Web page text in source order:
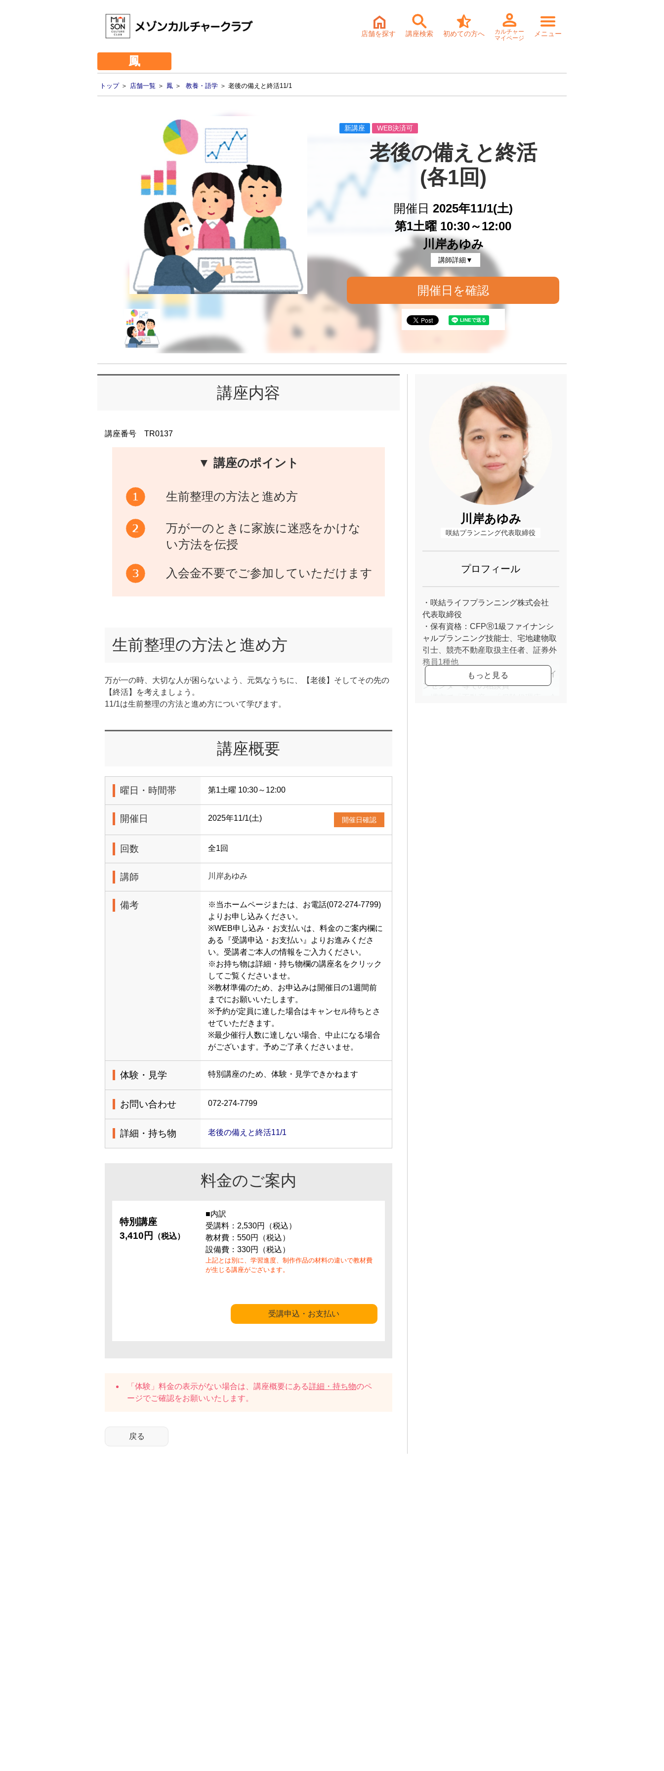
店舗を探す 講座検索 初めての方へ
カルチャー
マイページ
メニュー
鳳
トップ＞ 店舗一覧 ＞ 鳳 ＞ 教養・語学 ＞ 老後の備えと終活11/1
新講座 WEB決済可
老後の備えと終活
(各1回)
開催日 2025年11/1(土)
第1土曜 10:30～12:00
川岸あゆみ
講師詳細▼
開催日を確認
講座内容
講座番号 TR0137
▼ 講座のポイント
生前整理の方法と進め方
万が一のときに家族に迷惑をかけな
い方法を伝授
入会金不要でご参加していただけます
生前整理の方法と進め方
万が一の時、大切な人が困らないよう、元気なうちに、【老後】そしてその先の
【終活】を考えましょう。
11/1は生前整理の方法と進め方について学びます。
講座概要
曜日・時間帯 第1土曜 10:30～12:00
開催日 2025年11/1(土) 開催日確認
回数 全1回
講師 川岸あゆみ
備考
※当ホームページまたは、お電話(072-274-7799)
よりお申し込みください。
※WEB申し込み・お支払いは、料金のご案内欄に
ある『受講申込・お支払い』よりお進みくださ
い。受講者ご本人の情報をご入力ください。
※お持ち物は詳細・持ち物欄の講座名をクリック
してご覧くださいませ。
※教材準備のため、お申込みは開催日の1週間前
までにお願いいたします。
※予約が定員に達した場合はキャンセル待ちとさ
せていただきます。
※最少催行人数に達しない場合、中止になる場合
がございます。予めご了承くださいませ。
体験・見学 特別講座のため、体験・見学できかねます
お問い合わせ 072-274-7799
詳細・持ち物 老後の備えと終活11/1
料金のご案内
特別講座
3,410円
（税込）
■内訳
受講料：2,530円（税込）
教材費：550円（税込）
設備費：330円（税込）
上記とは別に、学習進度、制作作品の材料の違いで教材費
が生じる講座がございます。
受講申込・お支払い
「体験」料金の表示がない場合は、講座概要にある詳細・持ち物のペ
ージでご確認をお願いいたします。
川岸あゆみ
咲結プランニング代表取締役
プロフィール
・咲結ライフプランニング株式会社
代表取締役
・保有資格：CFPⓇ1級ファイナンシ
ャルプランニング技能士、宅地建物取
引士、競売不動産取扱主任者、証券外
務員1種他
・住宅新報 記事掲載・ハウスデザイ
ンセンター等での相談員